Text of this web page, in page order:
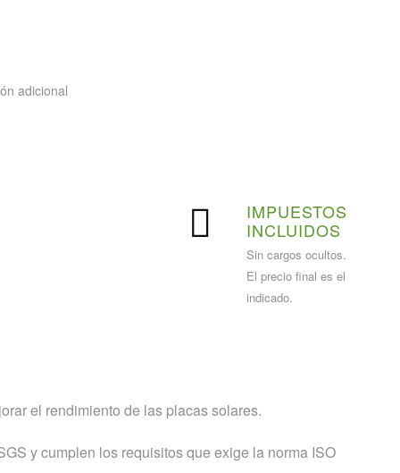
adicional
IMPUESTOS
INCLUIDOS
Sin cargos ocultos.
El precio final es el
indicado.
el rendimiento de las placas solares.
y cumplen los requisitos que exige la norma ISO